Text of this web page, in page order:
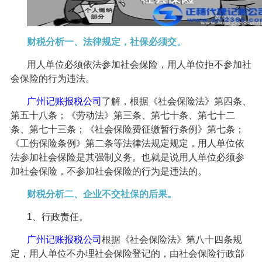
财税分析一、法律规定，社保必须交。
用人单位必须依法参加社会保险，用人单位拒不参加社
会保险的行为违法。
广州记账报税公司 了解，根据《社会保险法》第四条、
第五十八条；《劳动法》第三条、第七十条、第七十二
条、第七十三条；《社会保险费征缴暂行条例》第七条；
《工伤保险条例》第二条等法律法规定规定，用人单位依
法参加社会保险是其强制义务。也就是说用人单位必须参
加社会保险，不参加社会保险的行为是违法的。
财税分析二、企业不交社保的后果。
1、行政责任。
广州记账报税公司 根据《社会保险法》第八十四条规
定，用人单位不办理社会保险登记的，由社会保险行政部